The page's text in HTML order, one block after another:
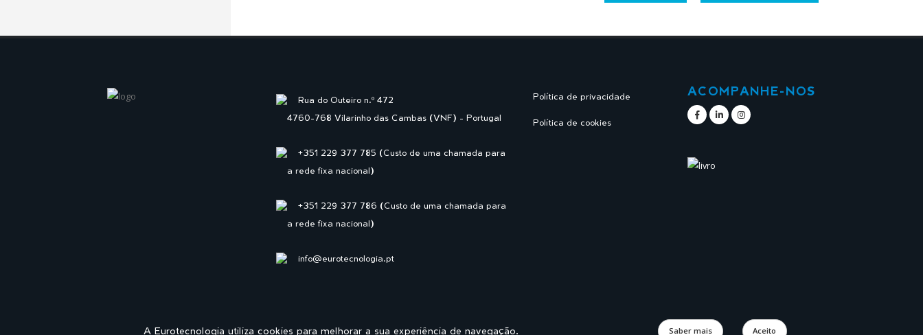
A Eurotecnologia utiliza cookies para melhorar a sua experiência de navegação. Saber mais Aceito
Rua do Outeiro n.º 472
4760-768 Vilarinho das Cambas (VNF) - Portugal
+351 229 377 785 (Custo de uma chamada para
a rede fixa nacional)
+351 229 377 786 (Custo de uma chamada para
a rede fixa nacional)
info@eurotecnologia.pt
Política de privacidade
Política de cookies
ACOMPANHE-NOS